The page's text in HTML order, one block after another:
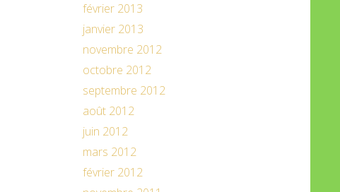
février 2013
janvier 2013
novembre 2012
octobre 2012
septembre 2012
août 2012
juin 2012
mars 2012
février 2012